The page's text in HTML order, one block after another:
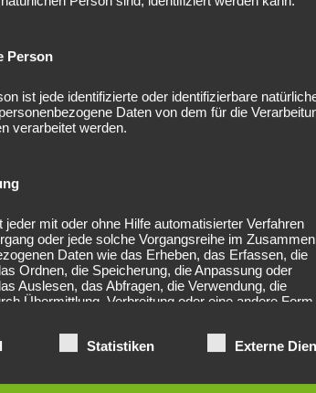
anzukommen und die Gruppe sofort spüren
wirken
Scheitern bewertet, sondern als Lernprozess.
allein.“
Person
ist jede identifizierte oder identifizierbare
Daten von dem für die
verarbeitet werden.
jeder mit oder ohne Hilfe automatisierter Verfahren
oder jede solche Vorgangsreihe im
Daten wie das Erheben, das Erfassen, die
Ordnen, die Speicherung, die Anpassung oder
Auslesen, das Abfragen, die Verwendung, die
Übermittlung, Verbreitung oder eine andere Form
Vernichtung.
der Verarbeitung
Statistiken Externe